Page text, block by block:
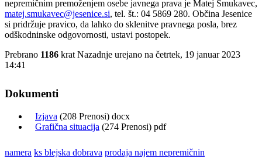
nepremičnim premoženjem osebe javnega prava je Matej Smukavec,
matej.smukavec@jesenice.si, tel. št.: 04 5869 280. Občina Jesenice
si pridržuje pravico, da lahko do sklenitve pravnega posla, brez
odškodninske odgovornosti, ustavi postopek.
Prebrano 1186 krat Nazadnje urejano na četrtek, 19 januar 2023
14:41
Dokumenti
Izjava (208 Prenosi) docx
Grafična situacija (274 Prenosi) pdf
namera ks blejska dobrava prodaja najem nepremičnin